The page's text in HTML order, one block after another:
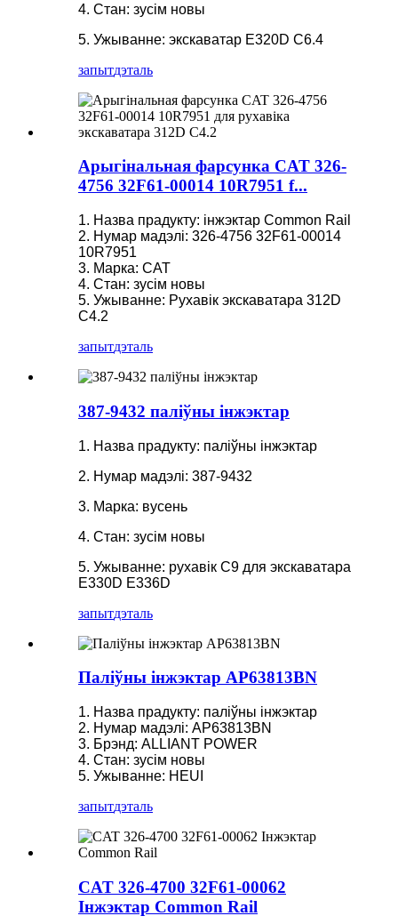
4. Стан: зусім новы
5. Ужыванне: экскаватар E320D C6.4
запытдэталь
Арыгінальная фарсунка CAT 326-
4756 32F61-00014 10R7951 f...
1. Назва прадукту: інжэктар Common Rail
2. Нумар мадэлі: 326-4756 32F61-00014
10R7951
3. Марка: CAT
4. Стан: зусім новы
5. Ужыванне: Рухавік экскаватара 312D
C4.2
запытдэталь
387-9432 паліўны інжэктар
1. Назва прадукту: паліўны інжэктар
2. Нумар мадэлі: 387-9432
3. Марка: вусень
4. Стан: зусім новы
5. Ужыванне: рухавік C9 для экскаватара
E330D E336D
запытдэталь
Паліўны інжэктар AP63813BN
1. Назва прадукту: паліўны інжэктар
2. Нумар мадэлі: AP63813BN
3. Брэнд: ALLIANT POWER
4. Стан: зусім новы
5. Ужыванне: HEUI
запытдэталь
CAT 326-4700 32F61-00062
Інжэктар Common Rail